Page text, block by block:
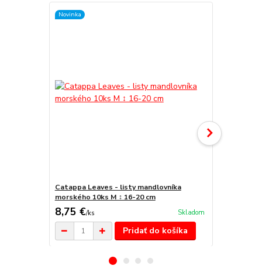
Novinka
Catappa Leaves - listy mandlovníka
morského 10ks M ↕ 16-20 cm
8,75 €/ks Skladom
Pridať do košíka